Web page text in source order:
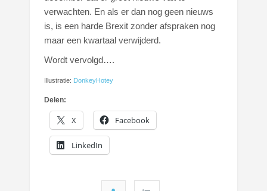
verwachten. En als er dan nog geen nieuws
is, is een harde Brexit zonder afspraken nog
maar een kwartaal verwijderd.
Wordt vervolgd….
Illustratie: DonkeyHotey
Delen:
X Facebook
LinkedIn